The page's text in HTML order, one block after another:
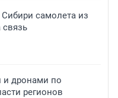
самолета из
и дронами по
регионов